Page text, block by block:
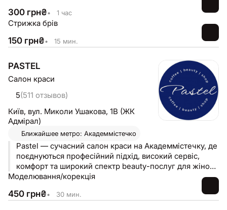
300 грн₴• 1 час
Стрижка брів
150 грн₴• 15 мин.
PASTEL
Салон краси
5(511 отзывов)
Київ, вул. Миколи Ушакова, 1В (ЖК
Адмірал)
Ближайшее метро: Академмістечко
Pastel — сучасний салон краси на Академмістечку, де
поєднуються професійний підхід, високий сервіс,
комфорт та широкий спектр beauty-послуг для жінок і
чоловіків 💙 Ми створили простір, у якому можна
одному місці — від манікюру та складних технік
Моделювання/корекція
450 грн₴• 30 мин.